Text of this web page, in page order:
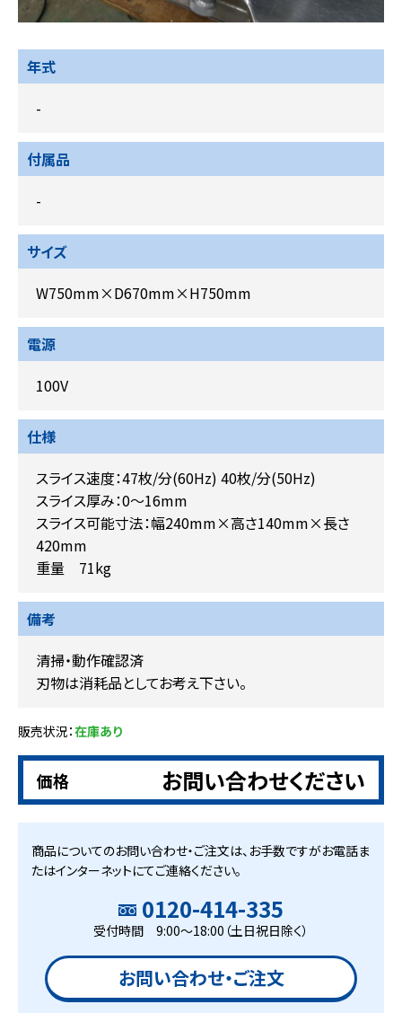
年式
-
付属品
-
サイズ
W750mm×D670mm×H750mm
電源
100V
仕様
スライス速度：47枚/分(60Hz) 40枚/分(50Hz)
スライス厚み：0～16mm
スライス可能寸法：幅240mm×高さ140mm×長さ
420mm
重量 71kg
備考
清掃・動作確認済
刃物は消耗品としてお考え下さい。
販売状況：在庫あり
価格 お問い合わせください
商品についてのお問い合わせ・ご注文は、お手数ですがお電話ま
たはインターネットにてご連絡ください。
0120-414-335
受付時間 9:00～18:00（土日祝日除く）
お問い合わせ・ご注文